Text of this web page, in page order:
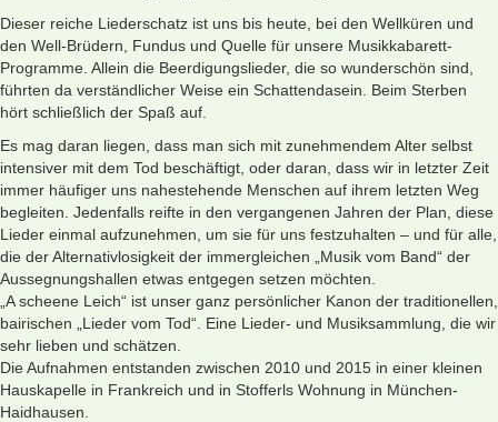
Dieser reiche Liederschatz ist uns bis heute, bei den Wellküren und
den Well-Brüdern, Fundus und Quelle für unsere Musikkabarett-
Programme. Allein die Beerdigungslieder, die so wunderschön sind,
führten da verständlicher Weise ein Schattendasein. Beim Sterben
hört schließlich der Spaß auf.
Es mag daran liegen, dass man sich mit zunehmendem Alter selbst
intensiver mit dem Tod beschäftigt, oder daran, dass wir in letzter Zeit
immer häufiger uns nahestehende Menschen auf ihrem letzten Weg
begleiten. Jedenfalls reifte in den vergangenen Jahren der Plan, diese
Lieder einmal aufzunehmen, um sie für uns festzuhalten – und für alle,
die der Alternativlosigkeit der immergleichen „Musik vom Band“ der
Aussegnungshallen etwas entgegen setzen möchten.
„A scheene Leich“ ist unser ganz persönlicher Kanon der traditionellen,
bairischen „Lieder vom Tod“. Eine Lieder- und Musiksammlung, die wir
sehr lieben und schätzen.
Die Aufnahmen entstanden zwischen 2010 und 2015 in einer kleinen
Hauskapelle in Frankreich und in Stofferls Wohnung in München-
Haidhausen.